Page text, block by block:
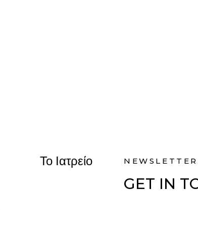
Το Ιατρείο NEWSLETTER
GET IN